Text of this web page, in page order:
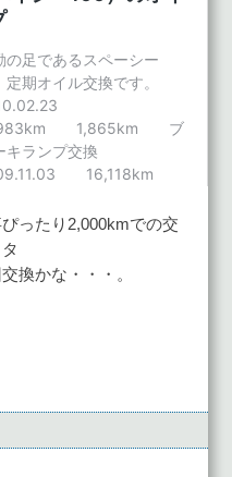
ったり2,000kmでの交
換かな・・・。